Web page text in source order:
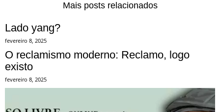
Mais posts relacionados
Lado yang?
fevereiro 8, 2025
O reclamismo moderno: Reclamo, logo
existo
fevereiro 8, 2025